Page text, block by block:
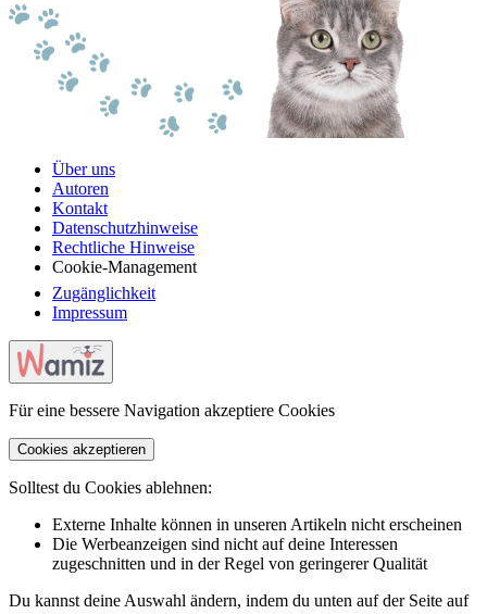
Über uns
Autoren
Kontakt
Datenschutzhinweise
Rechtliche Hinweise
Cookie-Management
Zugänglichkeit
Impressum
Für eine bessere Navigation akzeptiere Cookies
Cookies akzeptieren
Solltest du Cookies ablehnen:
Externe Inhalte können in unseren Artikeln nicht erscheinen
Die Werbeanzeigen sind nicht auf deine Interessen
zugeschnitten und in der Regel von geringerer Qualität
Du kannst deine Auswahl ändern, indem du unten auf der Seite auf